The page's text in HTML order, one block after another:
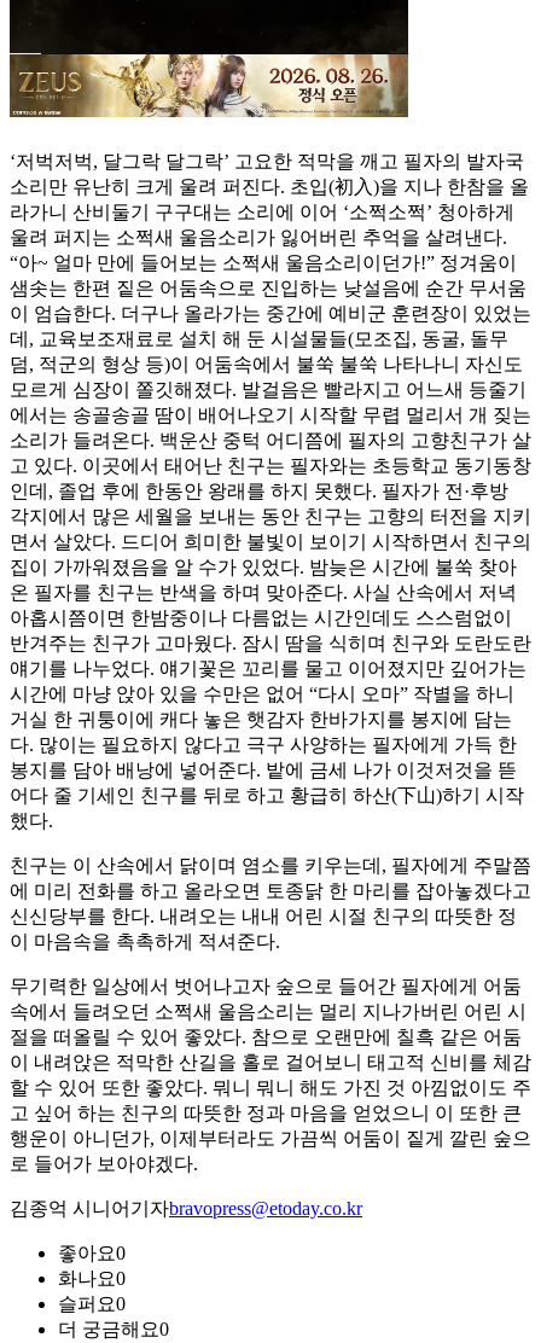
‘저벅저벅, 달그락 달그락’ 고요한 적막을 깨고 필자의 발자국
소리만 유난히 크게 울려 퍼진다. 초입(初入)을 지나 한참을 올
라가니 산비둘기 구구대는 소리에 이어 ‘소쩍소쩍’ 청아하게
울려 퍼지는 소쩍새 울음소리가 잃어버린 추억을 살려낸다.
“아~ 얼마 만에 들어보는 소쩍새 울음소리이던가!” 정겨움이
샘솟는 한편 짙은 어둠속으로 진입하는 낮설음에 순간 무서움
이 엄습한다. 더구나 올라가는 중간에 예비군 훈련장이 있었는
데, 교육보조재료로 설치 해 둔 시설물들(모조집, 동굴, 돌무
덤, 적군의 형상 등)이 어둠속에서 불쑥 불쑥 나타나니 자신도
모르게 심장이 쫄깃해졌다. 발걸음은 빨라지고 어느새 등줄기
에서는 송골송골 땀이 배어나오기 시작할 무렵 멀리서 개 짖는
소리가 들려온다. 백운산 중턱 어디쯤에 필자의 고향친구가 살
고 있다. 이곳에서 태어난 친구는 필자와는 초등학교 동기동창
인데, 졸업 후에 한동안 왕래를 하지 못했다. 필자가 전·후방
각지에서 많은 세월을 보내는 동안 친구는 고향의 터전을 지키
면서 살았다. 드디어 희미한 불빛이 보이기 시작하면서 친구의
집이 가까워졌음을 알 수가 있었다. 밤늦은 시간에 불쑥 찾아
온 필자를 친구는 반색을 하며 맞아준다. 사실 산속에서 저녁
아홉시쯤이면 한밤중이나 다름없는 시간인데도 스스럼없이
반겨주는 친구가 고마웠다. 잠시 땀을 식히며 친구와 도란도란
얘기를 나누었다. 얘기꽃은 꼬리를 물고 이어졌지만 깊어가는
시간에 마냥 앉아 있을 수만은 없어 “다시 오마” 작별을 하니
거실 한 귀퉁이에 캐다 놓은 햇감자 한바가지를 봉지에 담는
다. 많이는 필요하지 않다고 극구 사양하는 필자에게 가득 한
봉지를 담아 배낭에 넣어준다. 밭에 금세 나가 이것저것을 뜯
어다 줄 기세인 친구를 뒤로 하고 황급히 하산(下山)하기 시작
했다.
친구는 이 산속에서 닭이며 염소를 키우는데, 필자에게 주말쯤
에 미리 전화를 하고 올라오면 토종닭 한 마리를 잡아놓겠다고
신신당부를 한다. 내려오는 내내 어린 시절 친구의 따뜻한 정
이 마음속을 촉촉하게 적셔준다.
무기력한 일상에서 벗어나고자 숲으로 들어간 필자에게 어둠
속에서 들려오던 소쩍새 울음소리는 멀리 지나가버린 어린 시
절을 떠올릴 수 있어 좋았다. 참으로 오랜만에 칠흑 같은 어둠
이 내려앉은 적막한 산길을 홀로 걸어보니 태고적 신비를 체감
할 수 있어 또한 좋았다. 뭐니 뭐니 해도 가진 것 아낌없이도 주
고 싶어 하는 친구의 따뜻한 정과 마음을 얻었으니 이 또한 큰
행운이 아니던가, 이제부터라도 가끔씩 어둠이 짙게 깔린 숲으
로 들어가 보아야겠다.
김종억 시니어기자bravopress@etoday.co.kr
좋아요0
화나요0
슬퍼요0
더 궁금해요0